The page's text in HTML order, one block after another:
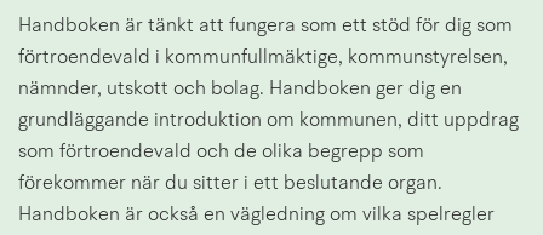
Handboken är tänkt att fungera som ett stöd för dig som
förtroendevald i kommunfullmäktige, kommunstyrelsen,
nämnder, utskott och bolag. Handboken ger dig en
grundläggande introduktion om kommunen, ditt uppdrag
som förtroendevald och de olika begrepp som
förekommer när du sitter i ett beslutande organ.
Handboken är också en vägledning om vilka spelregler